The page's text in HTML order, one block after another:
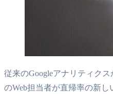
従来のGoogleアナリティク
のWeb担当者が直帰率の新